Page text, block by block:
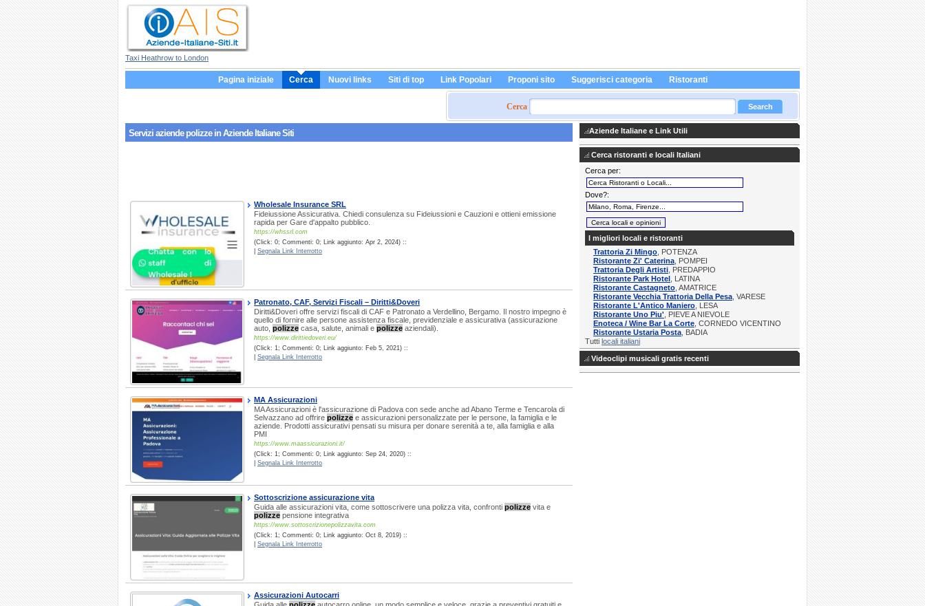
Taxi Heathrow to London
Pagina iniziale Cerca Nuovi links Siti di top Link Popolari Proponi sito Suggerisci categoria Ristoranti
Cerca
Servizi aziende polizzein Aziende Italiane Siti
Wholesale Insurance SRL
Fideiussione Assicurativa. Chiedi consulenza su Fideiussioni e Cauzioni e ottieni emissione
rapida per Gare d'appalto pubblico.
https://whssrl.com
(Click: 0; Commenti: 0; Link aggiunto: Apr 2, 2024) ::
Segnala Link Interrotto
Patronato, CAF, Servizi Fiscali – Diritti&Doveri
Diritti&Doveri offre servizi fiscali di CAF e Patronato a Verdellino, Bergamo. Il nostro impegno è
quello di fornire alle persone assistenza fiscale, previdenziale e assicurativa (assicurazione
auto, polizze casa, salute, animali e polizze aziendali).
https://www.dirittiedoveri.eu/
(Click: 1; Commenti: 0; Link aggiunto: Feb 5, 2021) ::
Segnala Link Interrotto
MA Assicurazioni
MA Assicurazioni è l'assicurazione di Padova con sede anche ad Abano Terme e Tencarola di
Selvazzano ad offrire polizze e assicurazioni personalizzate per le persone, la famiglia e le
aziende. Prodotti assicurativi pensati su misura per donare serenità a te, alla famiglia e alla
PMI
https://www.maassicurazioni.it/
(Click: 1; Commenti: 0; Link aggiunto: Sep 24, 2020) ::
Segnala Link Interrotto
Sottoscrizione assicurazione vita
Guida alle assicurazioni vita, come sottoscrivere una polizza vita, confronti polizze vita e
polizze pensione integrativa
https://www.sottoscrizionepolizzavita.com
(Click: 1; Commenti: 0; Link aggiunto: Oct 8, 2019) ::
Segnala Link Interrotto
Assicurazioni Autocarri
Aziende Italiane e Link Utili
Cerca ristoranti e locali Italiani
Cerca per:
Dove?:
I migliori locali e ristoranti
Trattoria Zi Mingo , POTENZA
Ristorante Zi' Caterina , POMPEI
Trattoria Degli Artisti , PREDAPPIO
Ristorante Park Hotel , LATINA
Ristorante Castagneto , AMATRICE
Ristorante Vecchia Trattoria Della Pesa , VARESE
Ristorante L'Antico Maniero , LESA
Ristorante Uno Piu' , PIEVE A NIEVOLE
Enoteca / Wine Bar La Corte , CORNEDO VICENTINO
Ristorante Ustaria Posta , BADIA
Tutti locali italiani
Videoclipi musicali gratis recenti